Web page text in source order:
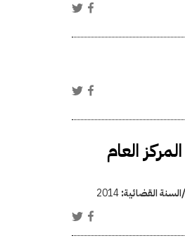
العام
القضائية:2014